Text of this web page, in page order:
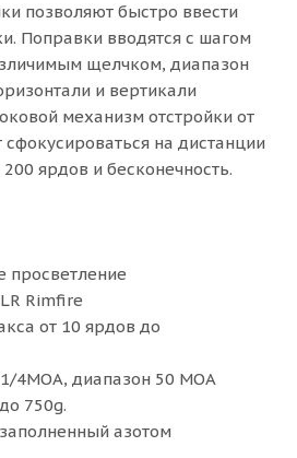
позволяют быстро ввести
Поправки вводятся с шагом
щелчком, диапазон
и вертикали
механизм отстройки от
на дистанции
ярдов и бесконечность.
просветление
Rimfire
от 10 ярдов до
4МОА, диапазон 50 МОА
750g.
азотом